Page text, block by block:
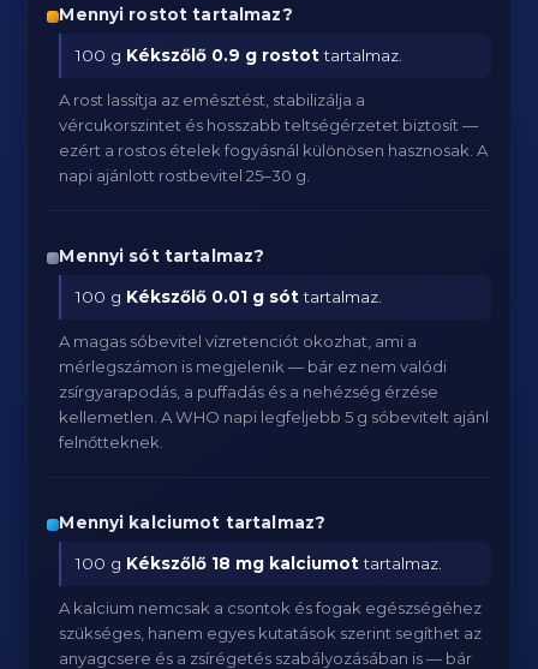
Mennyi rostot tartalmaz?
100 g Kékszőlő 0.9 g rostottartalmaz.
A rost lassítja az emésztést, stabilizálja a
vércukorszintet és hosszabb teltségérzetet biztosít —
ezért a rostos ételek fogyásnál különösen hasznosak. A
napi ajánlott rostbevitel 25–30 g.
Mennyi sót tartalmaz?
100 g Kékszőlő 0.01 g sóttartalmaz.
A magas sóbevitel vízretenciót okozhat, ami a
mérlegszámon is megjelenik — bár ez nem valódi
zsírgyarapodás, a puffadás és a nehézség érzése
kellemetlen. A WHO napi legfeljebb 5 g sóbevitelt ajánl
felnőtteknek.
Mennyi kalciumot tartalmaz?
100 g Kékszőlő 18 mg kalciumottartalmaz.
A kalcium nemcsak a csontok és fogak egészségéhez
szükséges, hanem egyes kutatások szerint segíthet az
anyagcsere és a zsírégetés szabályozásában is — bár